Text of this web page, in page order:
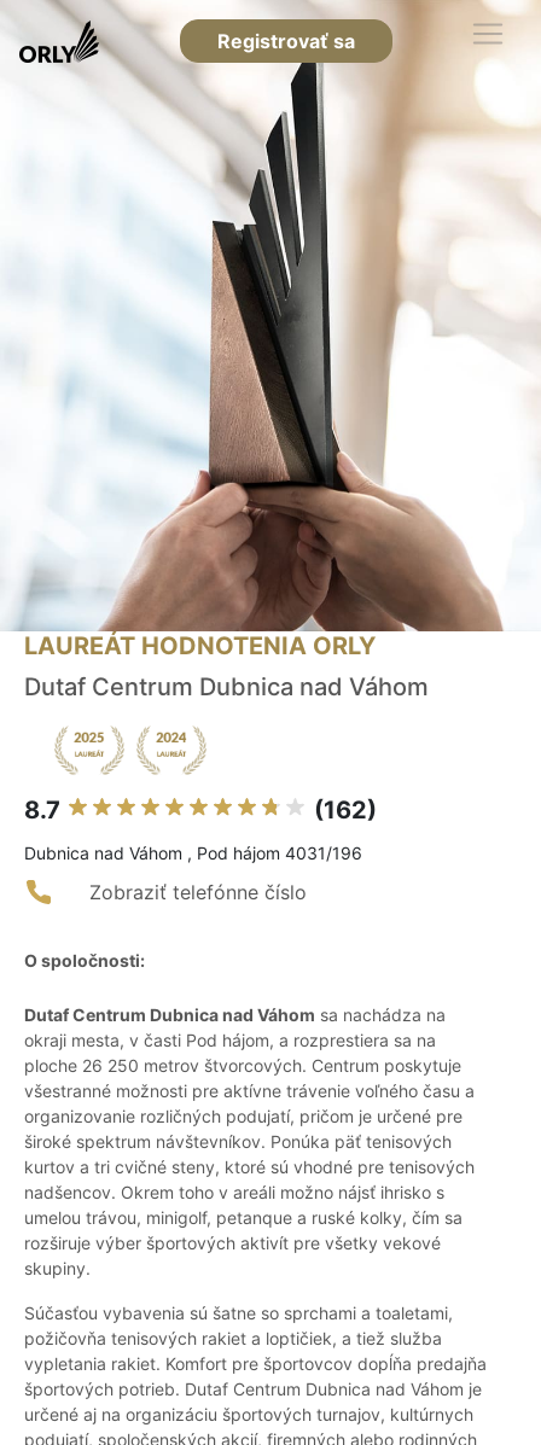
Registrovať sa
LAUREÁT HODNOTENIA ORLY
Dutaf Centrum Dubnica nad Váhom
8.7 (162)
Dubnica nad Váhom , Pod hájom 4031/196
Zobraziť telefónne číslo
O spoločnosti:
Dutaf Centrum Dubnica nad Váhom sa nachádza na
okraji mesta, v časti Pod hájom, a rozprestiera sa na
ploche 26 250 metrov štvorcových. Centrum poskytuje
všestranné možnosti pre aktívne trávenie voľného času a
organizovanie rozličných podujatí, pričom je určené pre
široké spektrum návštevníkov. Ponúka päť tenisových
kurtov a tri cvičné steny, ktoré sú vhodné pre tenisových
nadšencov. Okrem toho v areáli možno nájsť ihrisko s
umelou trávou, minigolf, petanque a ruské kolky, čím sa
rozširuje výber športových aktivít pre všetky vekové
skupiny.
Súčasťou vybavenia sú šatne so sprchami a toaletami,
požičovňa tenisových rakiet a loptičiek, a tiež služba
vypletania rakiet. Komfort pre športovcov dopĺňa predajňa
športových potrieb. Dutaf Centrum Dubnica nad Váhom je
určené aj na organizáciu športových turnajov, kultúrnych
podujatí, spoločenských akcií, firemných alebo rodinných